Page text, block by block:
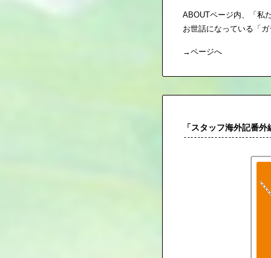
ABOUTページ内、「私
お世話になっている「
→ページへ
「スタッフ海外記番